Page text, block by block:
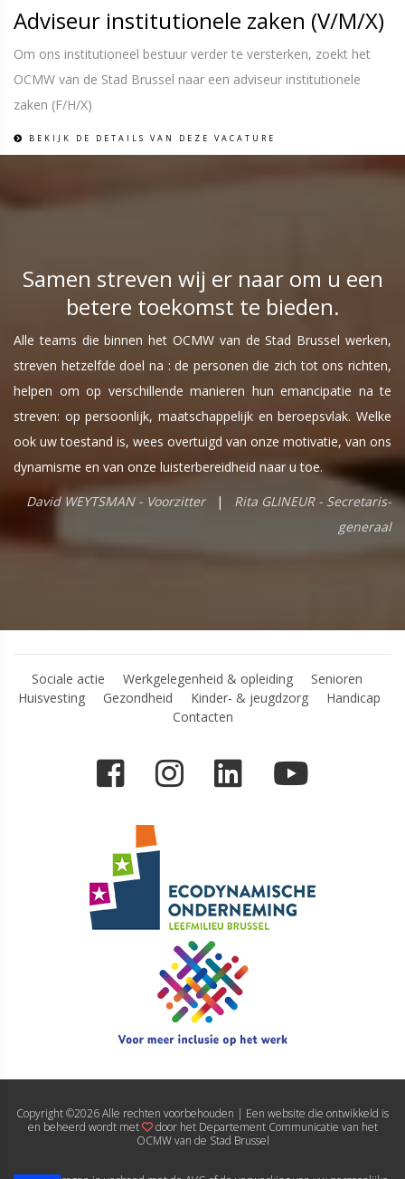
Adviseur institutionele zaken (V/M/X)
Om ons institutioneel bestuur verder te versterken, zoekt het
OCMW van de Stad Brussel naar een adviseur institutionele
zaken (F/H/X)
BEKIJK DE DETAILS VAN DEZE VACATURE
Samen streven wij er naar om u een
betere toekomst te bieden.
Alle teams die binnen het OCMW van de Stad Brussel werken,
streven hetzelfde doel na : de personen die zich tot ons richten,
helpen om op verschillende manieren hun emancipatie na te
streven: op persoonlijk, maatschappelijk en beroepsvlak. Welke
ook uw toestand is, wees overtuigd van onze motivatie, van ons
dynamisme en van onze luisterbereidheid naar u toe.
David WEYTSMAN - Voorzitter| Rita GLINEUR - Secretaris-
generaal
Sociale actie Werkgelegenheid & opleiding
Senioren
Huisvesting
Gezondheid Kinder- & jeugdzorg
Handicap
Contacten
Copyright ©2026 Alle rechten voorbehouden | Een website die ontwikkeld is
en beheerd wordt met
door het Departement Communicatie van het
OCMW van de Stad Brussel